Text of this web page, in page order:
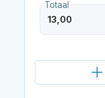
Totaal